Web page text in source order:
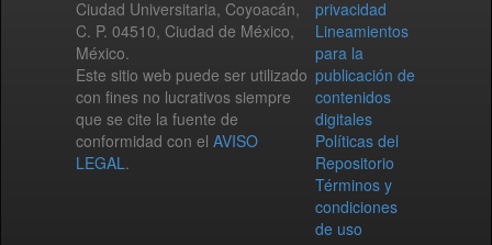
Ciudad Universitaria, Coyoacán,
C. P. 04510, Ciudad de México,
México.
Este sitio web puede ser utilizado
con fines no lucrativos siempre
que se cite la fuente de
conformidad con el AVISO
LEGAL.
privacidad
Lineamientos
para la
publicación de
contenidos
digitales
Políticas del
Repositorio
Términos y
condiciones
de uso